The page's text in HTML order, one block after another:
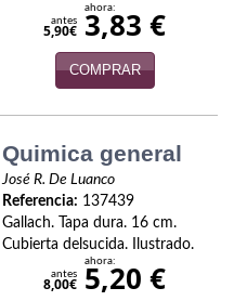
antes
5,90€
ahora:
3,83 €
COMPRAR
Quimica general
José R. De Luanco
Referencia: 137439
Gallach. Tapa dura. 16 cm.
Cubierta delsucida. Ilustrado.
antes
8,00€
ahora:
5,20 €